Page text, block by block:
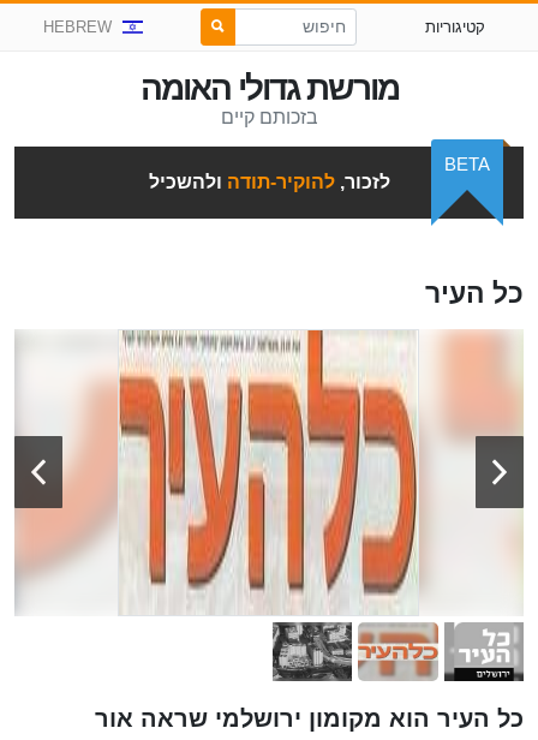
קטיגוריות HEBREW
מורשת גדולי האומה
בזכותם קיים
לזכור,להוקיר-תודה ולהשכיל
BETA
כל העיר
כל העיר הוא מקומון ירושלמי שראה אור